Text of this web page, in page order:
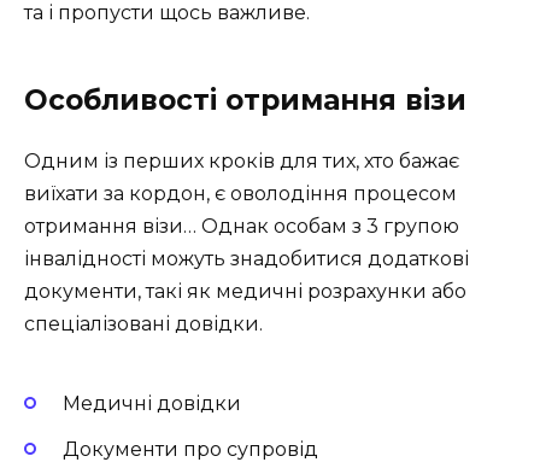
та і пропусти щось важливе.
Особливості отримання візи
Одним із перших кроків для тих, хто бажає
виїхати за кордон, є оволодіння процесом
отримання візи… Однак особам з 3 групою
інвалідності можуть знадобитися додаткові
документи, такі як медичні розрахунки або
спеціалізовані довідки.
Медичні довідки
Документи про супровід